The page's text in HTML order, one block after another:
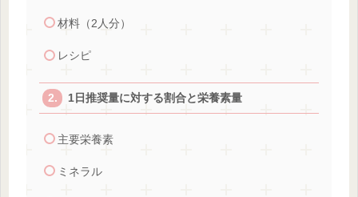
材料（2人分）
レシピ
1日推奨量に対する割合と栄養素量
主要栄養素
ミネラル